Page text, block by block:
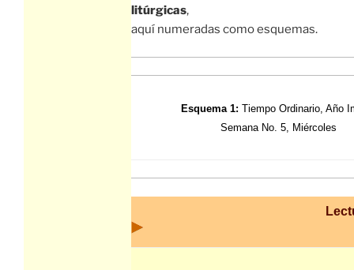
litúrgicas,
aquí numeradas como esquemas.
Esquema 1: Tiempo Ordinario, Año
Semana No. 5, Miércoles